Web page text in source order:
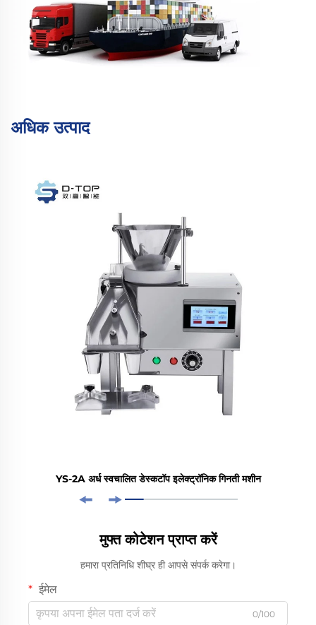
अधिक उत्पाद
YS-2A अर्ध स्वचालित डेस्कटॉप इलेक्ट्रॉनिक गिनती मशीन
मुफ्त कोटेशन प्राप्त करें
हमारा प्रतिनिधि शीघ्र ही आपसे संपर्क करेगा।
ईमेल
0/100